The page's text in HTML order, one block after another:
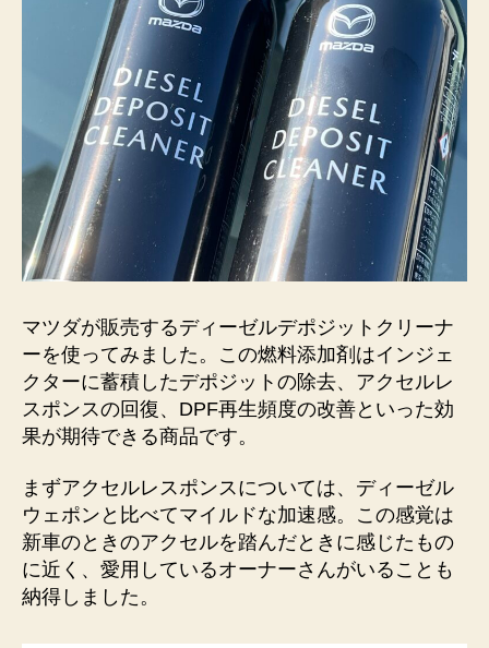
マツダが販売するディーゼルデポジットクリーナ
ーを使ってみました。この燃料添加剤はインジェ
クターに蓄積したデポジットの除去、アクセルレ
スポンスの回復、DPF再生頻度の改善といった効
果が期待できる商品です。
まずアクセルレスポンスについては、ディーゼル
ウェポンと比べてマイルドな加速感。この感覚は
新車のときのアクセルを踏んだときに感じたもの
に近く、愛用しているオーナーさんがいることも
納得しました。